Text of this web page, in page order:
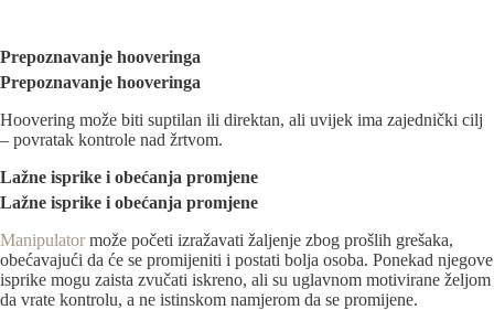
Prepoznavanje hooveringa
Prepoznavanje hooveringa
Hoovering može biti suptilan ili direktan, ali uvijek ima zajednički cilj
– povratak kontrole nad žrtvom.
Lažne isprike i obećanja promjene
Lažne isprike i obećanja promjene
Manipulator može početi izražavati žaljenje zbog prošlih grešaka,
obećavajući da će se promijeniti i postati bolja osoba. Ponekad njegove
isprike mogu zaista zvučati iskreno, ali su uglavnom motivirane željom
da vrate kontrolu, a ne istinskom namjerom da se promijene.